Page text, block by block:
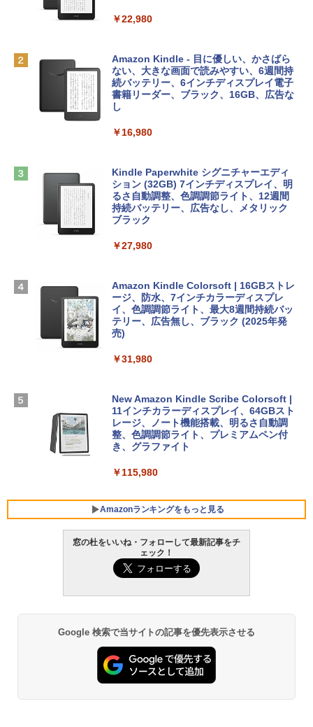
ィゴ + 3年延長 AppleCare+ for 13インチ
￥162,598
tomtoc 360°保護 15.6 16インチ パソコ
ンケース Dell NEC Lavie ASUS HP dyna
Apple 2026 MacBook Air M5チップ搭載
13インチノートブック：AIとApple Intell
igence、13.6インチLiquid Retinaディ
スプレイ、24GBユニファイドメモリ、1
ームカメラ、日本語キーボード、Touch I
￥298,901
【Amazon.co.jp限定】 HP ノートパソコ
ン 15-fd 15.6インチ 16GBメモリ 512GB
FMV ノートパソコン WE1-K3 (MS 365 P
ersonal/Copilotキー搭載/Win 11/15.6型/
Core i5/16GB/SSD 512GB/ホワイト) FM
VWK3E15W_AZ
￥139,880
￥1,300
Microsoft Office Home & Business 202
4(最新 永続版)|オンラインコード版|Wind
ows11、10/mac対応|PC2台
￥39,582
インゲームコード】 ロブロックス | オン
ラインコード版
￥3,200
Robloxギフトカード - 1000 Robux 【限
ラインコード版
￥1,600
ト): Java & Bedrock Edition | オンライ
￥3,600
出す プロンプトの言葉 AI画像生成シリー
ズ (はぴーイラストLabo)
￥480
ClaudeCode いちばんやさしい 教科書:
にもKindle出版にも！ 非エンジニアのた
めのAIコーディング入門シリーズ
￥99
1冊ですべて身につくHTML & CSSとWe
￥2,326
FM TOWNS ハイパー・カタログ: 本体ハ
ェクトリストと最新エミュレータ紹介
￥22,980
Amazon Kindle - 目に優しい、かさばら
ない、大きな画面で読みやすい、6週間持
続バッテリー、6インチディスプレイ電子
書籍リーダー、ブラック、16GB、広告な
し
￥16,980
Kindle Paperwhite シグニチャーエディ
ション (32GB) 7インチディスプレイ、明
るさ自動調整、色調調節ライト、12週間
持続バッテリー、広告なし、メタリック
ブラック
￥27,980
Amazon Kindle Colorsoft | 16GBストレ
ージ、防水、7インチカラーディスプレ
イ、色調調節ライト、最大8週間持続バッ
テリー、広告無し、ブラック (2025年発
売)
￥31,980
New Amazon Kindle Scribe Colorsoft |
11インチカラーディスプレイ、64GBスト
レージ、ノート機能搭載、明るさ自動調
整、色調調節ライト、プレミアムペン付
き、グラファイト
￥115,980
Amazonランキングをもっと見る
窓の杜をいいね・フォローして最新記事をチ
ェック！
Google 検索で当サイトの記事を優先表示させる